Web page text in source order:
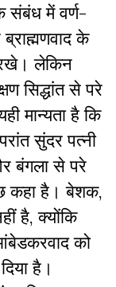
संबंध में वर्ण-
के
लेकिन
सिद्धांत से परे
मान्यता है कि
सुंदर पत्नी
बंगला से परे
कहा है। बेशक,
है, क्योंकि
को
है।